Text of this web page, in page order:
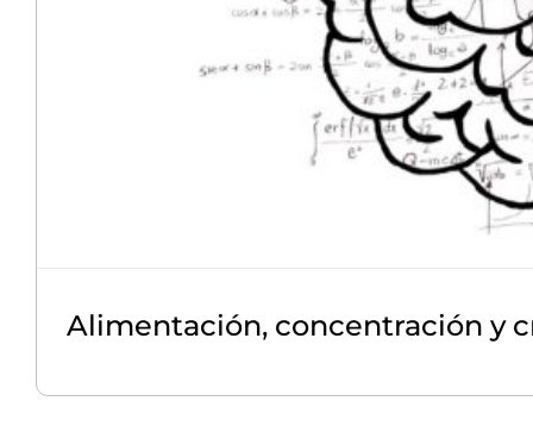
Alimentación, concentración y